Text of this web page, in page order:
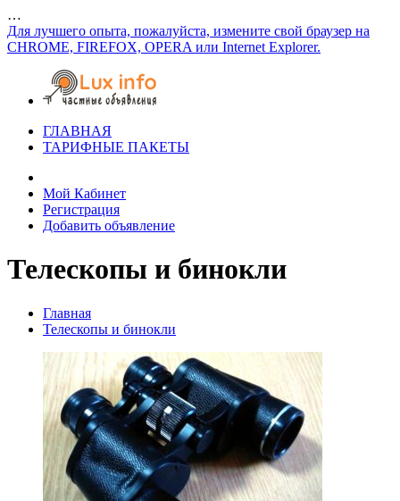
…
Для лучшего опыта, пожалуйста, измените свой браузер на
CHROME, FIREFOX, OPERA или Internet Explorer.
ГЛАВНАЯ
ТАРИФНЫЕ ПАКЕТЫ
Мой Кабинет
Регистрация
Добавить объявление
Телескопы и бинокли
Главная
Телескопы и бинокли